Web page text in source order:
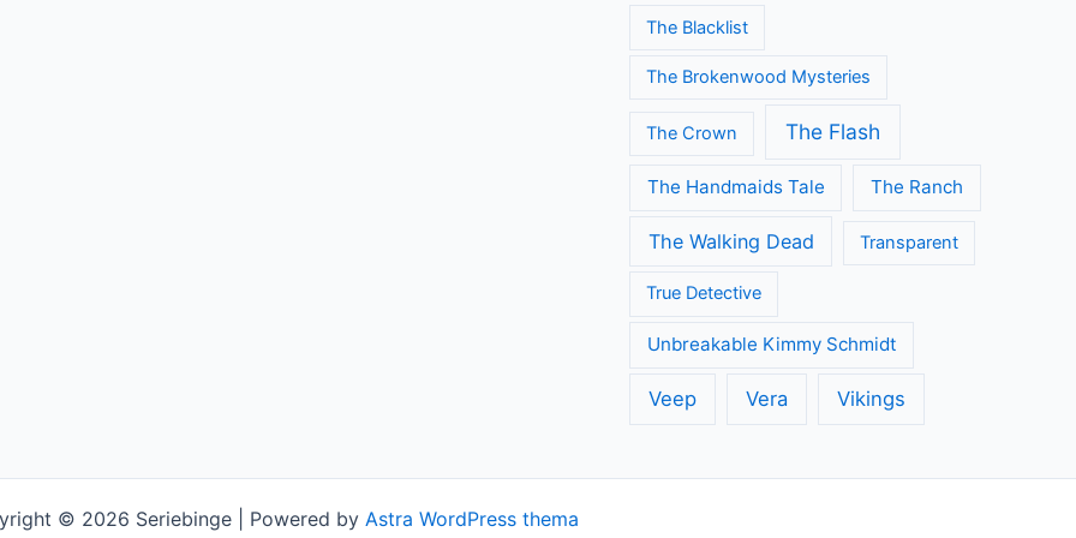
The Blacklist
The Brokenwood Mysteries
The Crown The Flash
The Handmaids Tale The Ranch
The Walking Dead Transparent
True Detective
Unbreakable Kimmy Schmidt
Veep Vera Vikings
© 2026 Seriebinge | Powered by Astra WordPress thema